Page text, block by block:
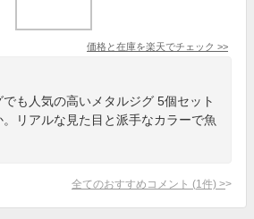
価格と在庫を楽天でチェック >>
も人気の高いメタルジグ 5個セット
リアルな見た目と派手なカラーで魚
全てのおすすめコメント (1 件) >